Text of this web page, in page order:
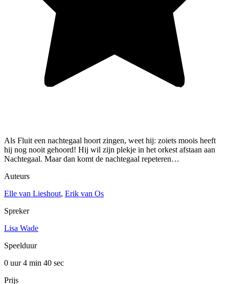
Als Fluit een nachtegaal hoort zingen, weet hij: zoiets moois heeft
hij nog nooit gehoord! Hij wil zijn plekje in het orkest afstaan aan
Nachtegaal. Maar dan komt de nachtegaal repeteren…
Auteurs
Elle van Lieshout, Erik van Os
Spreker
Lisa Wade
Speelduur
0 uur 4 min 40 sec
Prijs